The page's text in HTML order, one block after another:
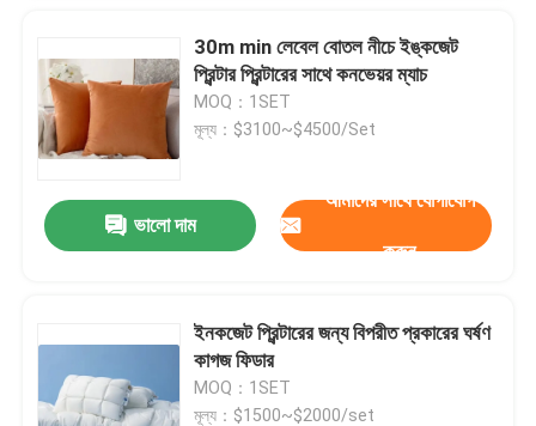
30m min লেবেল বোতল নীচে ইঙ্কজেট
প্রিন্টার প্রিন্টারের সাথে কনভেয়র ম্যাচ
MOQ：1SET
মূল্য：$3100~$4500/Set
ভালো দাম
আমাদের সাথে যোগাযোগ
করুন
ইনকজেট প্রিন্টারের জন্য বিপরীত প্রকারের ঘর্ষণ
কাগজ ফিডার
MOQ：1SET
মূল্য：$1500~$2000/set